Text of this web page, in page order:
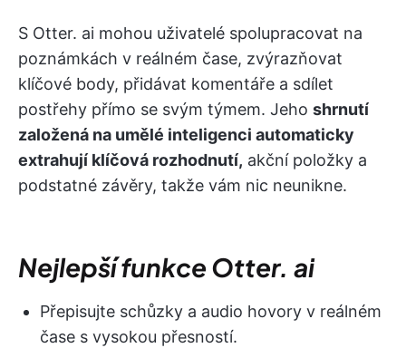
S Otter. ai mohou uživatelé spolupracovat na
poznámkách v reálném čase, zvýrazňovat
klíčové body, přidávat komentáře a sdílet
postřehy přímo se svým týmem. Jeho shrnutí
založená na umělé inteligenci automaticky
extrahují klíčová rozhodnutí, akční položky a
podstatné závěry, takže vám nic neunikne.
Nejlepší funkce Otter. ai
Přepisujte schůzky a audio hovory v reálném
čase s vysokou přesností.